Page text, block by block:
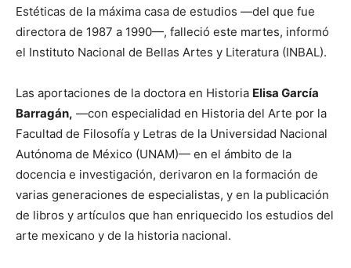
Estéticas de la máxima casa de estudios —del que fue
directora de 1987 a 1990—, falleció este martes, informó
el Instituto Nacional de Bellas Artes y Literatura (INBAL).
Las aportaciones de la doctora en Historia Elisa García
Barragán, —con especialidad en Historia del Arte por la
Facultad de Filosofía y Letras de la Universidad Nacional
Autónoma de México (UNAM)— en el ámbito de la
docencia e investigación, derivaron en la formación de
varias generaciones de especialistas, y en la publicación
de libros y artículos que han enriquecido los estudios del
arte mexicano y de la historia nacional.